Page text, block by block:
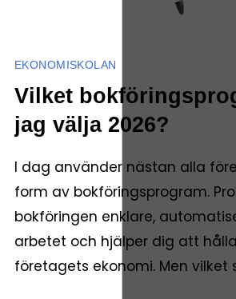
EKONOMISKOLAN
Vilket
jag välja 2026?
I dag använder nästan alla
form av bokföringsprogram.
bokföringen enklare,
arbetet och hjälper dig att
företagets ekonomi. Men vilket